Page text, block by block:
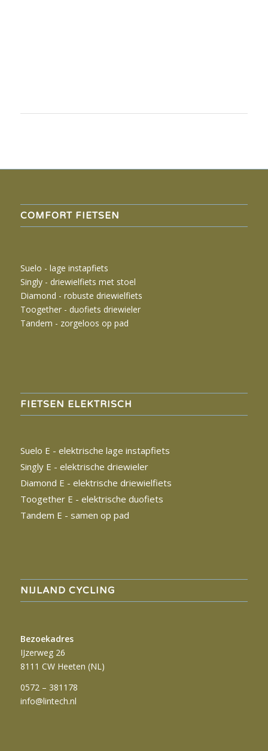
COMFORT FIETSEN
Suelo - lage instapfiets
Singly - driewielfiets met stoel
Diamond - robuste driewielfiets
Toogether - duofiets driewieler
Tandem - zorgeloos op pad
FIETSEN ELEKTRISCH
Suelo E - elektrische lage instapfiets
Singly E - elektrische driewieler
Diamond E - elektrische driewielfiets
Toogether E - elektrische duofiets
Tandem E - samen op pad
NIJLAND CYCLING
Bezoekadres
IJzerweg 26
8111 CW Heeten (NL)
0572 – 381178
info@lintech.nl